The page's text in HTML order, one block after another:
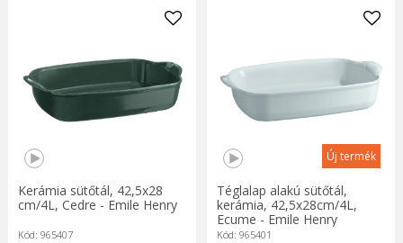
Kerámia sütőtál, 42,5x28
cm/4L, Cedre - Emile Henry
Kód: 965407
Új termék
Téglalap alakú sütőtál,
kerámia, 42,5x28cm/4L,
Ecume - Emile Henry
Kód: 965401